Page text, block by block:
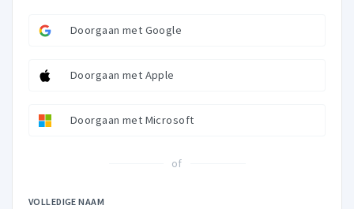
Doorgaan met Google
Doorgaan met Apple
Doorgaan met Microsoft
of
VOLLEDIGE NAAM